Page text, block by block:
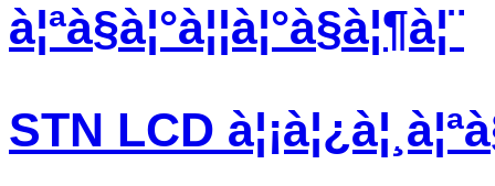
à¦ªà§à¦°à¦¦à¦°à§à¦¶à¦¨
STN LCD